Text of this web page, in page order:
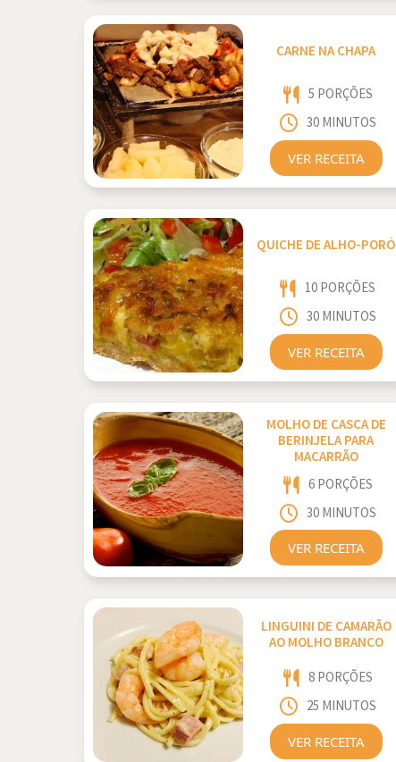
CARNE NA CHAPA
5 PORÇÕES
30 MINUTOS
VER RECEITA
QUICHE DE ALHO-PORÓ
10 PORÇÕES
30 MINUTOS
VER RECEITA
MOLHO DE CASCA DE
BERINJELA PARA
MACARRÃO
6 PORÇÕES
30 MINUTOS
VER RECEITA
LINGUINI DE CAMARÃO
AO MOLHO BRANCO
8 PORÇÕES
25 MINUTOS
VER RECEITA